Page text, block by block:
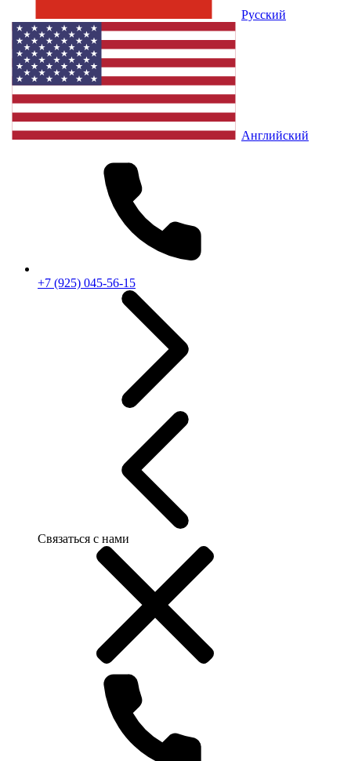
Русский
Английский
+7 (925) 045-56-15
Связаться с нами